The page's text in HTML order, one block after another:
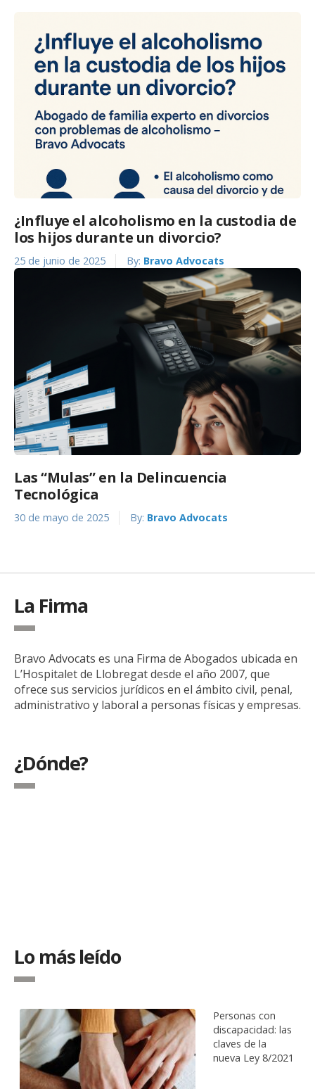
¿Influye el alcoholismo en la custodia de
los hijos durante un divorcio?
25 de junio de 2025 By: Bravo Advocats
Las “Mulas” en la Delincuencia
Tecnológica
30 de mayo de 2025 By: Bravo Advocats
La Firma
Bravo Advocats es una Firma de Abogados ubicada en
L’Hospitalet de Llobregat desde el año 2007, que
ofrece sus servicios jurídicos en el ámbito civil, penal,
administrativo y laboral a personas físicas y empresas.
¿Dónde?
Lo más leído
Personas con
discapacidad: las
claves de la
nueva Ley 8/2021